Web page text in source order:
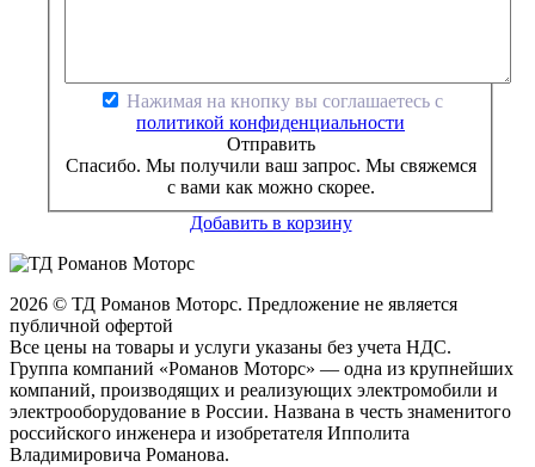
Нажимая на кнопку вы соглашаетесь с
политикой конфиденциальности
Отправить
Спасибо. Мы получили ваш запрос. Мы свяжемся
с вами как можно скорее.
Добавить в корзину
2026 © ТД Романов Моторс. Предложение не является
публичной офертой
Все цены на товары и услуги указаны без учета НДС.
Группа компаний «Романов Моторс» — одна из крупнейших
компаний, производящих и реализующих электромобили и
электрооборудование в России. Названа в честь знаменитого
российского инженера и изобретателя Ипполита
Владимировича Романова.